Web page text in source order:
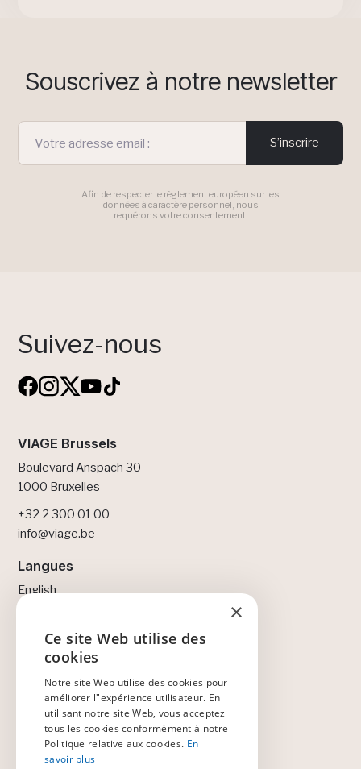
Souscrivez à notre newsletter
S’inscrire
Afin de respecter le règlement européen sur les
données à caractère personnel, nous
requérons votre consentement.
Suivez-nous
VIAGE Brussels
Boulevard Anspach 30
1000 Bruxelles
+32 2 300 01 00
info@viage.be
Langues
English
Légal
Politique de confidentialité
Politique de cookies
Accord d'adhésion
Code de conduite
Code de conduite des fournisseurs
ENGLISH
NEDERLANDS
FRANÇAIS
×
Ce site Web utilise des
cookies
Notre site Web utilise des cookies pour
améliorer l"expérience utilisateur. En
utilisant notre site Web, vous acceptez
tous les cookies conformément à notre
Politique relative aux cookies. En
savoir plus